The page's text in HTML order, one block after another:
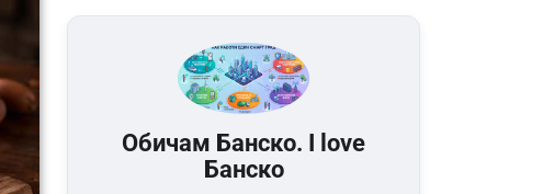
Обичам Банско. I love
Банско